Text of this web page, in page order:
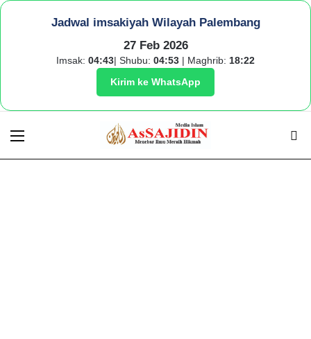
Jadwal imsakiyah Wilayah Palembang
27 Feb 2026
Imsak: 04:43| Shubu: 04:53 | Maghrib: 18:22
Kirim ke WhatsApp
Menu